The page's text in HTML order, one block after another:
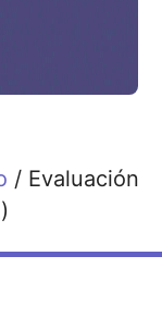
/ Evaluación